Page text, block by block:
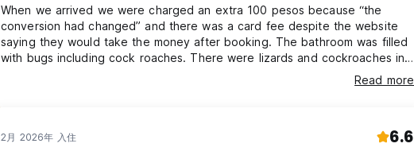
When we arrived we were charged an extra 100 pesos because “the
conversion had changed” and there was a card fee despite the website
saying they would take the money after booking. The bathroom was filled
with bugs including cock roaches. There were lizards and cockroaches in
our beds which the reception were not helpful about. The air conditioning
was only on for a few hours during the day and 10pm-8am so the room
Read more
2月 2026年 入住 6.6